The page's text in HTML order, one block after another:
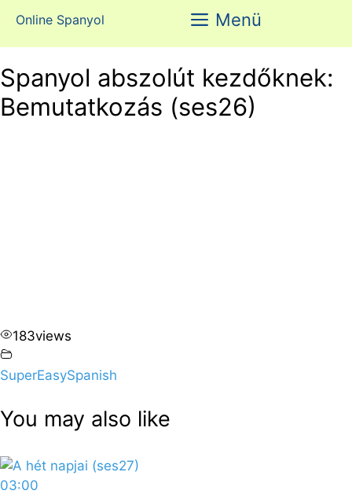
tartalomba
Online Spanyol Menü
Spanyol abszolút kezdőknek:
Bemutatkozás (ses26)
183views
SuperEasySpanish
You may also like
03:00